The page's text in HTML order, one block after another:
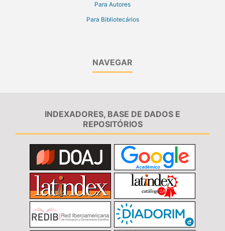
Para Autores
Para Bibliotecários
NAVEGAR
INDEXADORES, BASE DE DADOS E
REPOSITÓRIOS